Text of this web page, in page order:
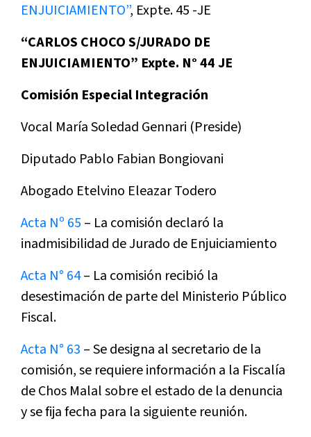
ENJUICIAMIENTO”, Expte. 45 -JE
“CARLOS CHOCO S/JURADO DE
ENJUICIAMIENTO” Expte. N° 44 JE
Comisión Especial Integración
Vocal María Soledad Gennari (Preside)
Diputado Pablo Fabian Bongiovani
Abogado Etelvino Eleazar Todero
Acta Nº 65 – La comisión declaró la
inadmisibilidad de Jurado de Enjuiciamiento
Acta N° 64– La comisión recibió la
desestimación de parte del Ministerio Público
Fiscal.
Acta N° 63 – Se designa al secretario de la
comisión, se requiere información a la Fiscalía
de Chos Malal sobre el estado de la denuncia
y se fija fecha para la siguiente reunión.